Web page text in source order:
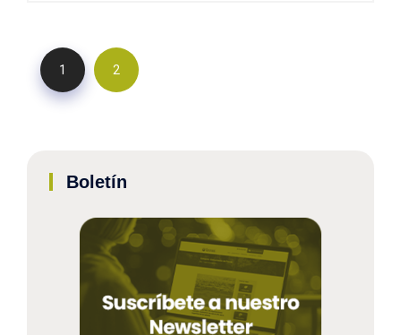
1 2
Boletín